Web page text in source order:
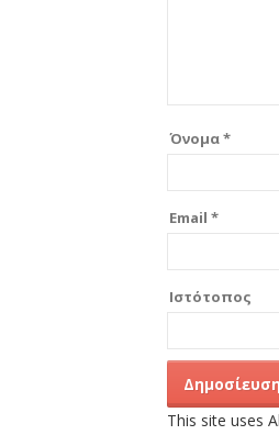
Όνομα*
Email *
Ιστότοπος
This site uses